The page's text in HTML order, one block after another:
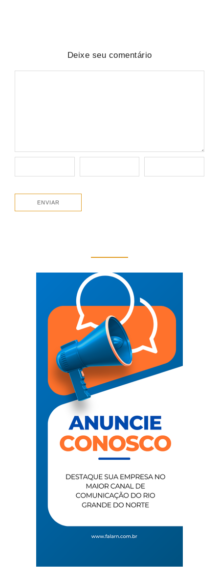
Deixe seu comentário